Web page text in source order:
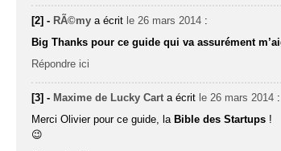
[2] - RÃ©my a écrit le 26 mars 2014 :
Big Thanks pour ce guide qui va assurément
Répondre ici
[3] - Maxime de Lucky Cart a écrit le 26 mars 2014 :
Merci Olivier pour ce guide, laBible des Startups !
😉